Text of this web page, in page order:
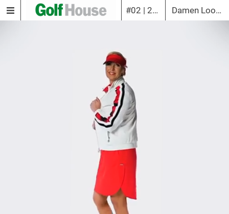
#02 | 2021 Damen Look 10